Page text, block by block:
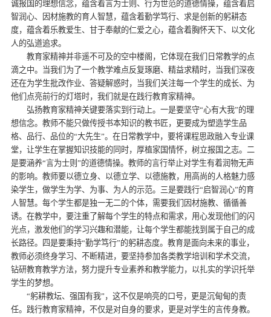
诚报国的理想信念，蕴含着言为士则、行为世范的道德情操，蕴含着启
智润心、因材施教的育人智慧，蕴含着勤学笃行、求是创新的躬耕态
度，蕴含着乐教爱生、甘于奉献的仁爱之心，蕴含着胸怀天下、以文化
人的弘道追求。
教育家精神并非遥不可及的空中楼阁，它体现在我们日常教学的点
滴之中。当我们为了一个教学难点反复琢磨、精益求精时，当我们深夜
还在为学生批改作业、答疑解惑时，当我们关注每一个学生的成长、为
他们点亮前行的灯塔时，我们就是在践行教育家精神。
弘扬教育家精神关键要落实到行动上。一是要坚守“心有大我”的理
想信念。教师不能只做传授书本知识的教书匠，更要成为塑造学生品
格、品行、品位的“大先生”。在日常教学中，要将课程思政融入专业课
堂，让学生在掌握知识技能的同时，厚植家国情怀，树立报国之志。二
是要涵养“言为士则”的道德情操。教师的言行举止对学生有着润物无声
的影响。教师要以德立身、以德立学、以德施教，用高尚的人格魅力感
染学生，做学生为学、为事、为人的示范。三是要践行“启智润心”的育
人智慧。每个学生都是独一无二的个体，需要我们因材施教、循循善
诱。在教学中，要注重了解每个学生的特点和需求，用心发现他们的闪
光点，激发他们的学习兴趣和潜能，让每个学生都能找到属于自己的成
长路径。四是要秉持“勤学笃行”的躬耕态度。教育是面向未来的事业，
教师必须终身学习、不断精进，要坚持参加各类教学培训和学术交流，
钻研教育教学方法，努力提升专业素养和教学能力，以扎实的学识托举
学生的梦想。
“躬耕教坛、强国有我”，这不仅是响亮的口号，更是沉甸甸的责
任。践行教育家精神，不仅是对自身的要求，更是对学生的言传身教。